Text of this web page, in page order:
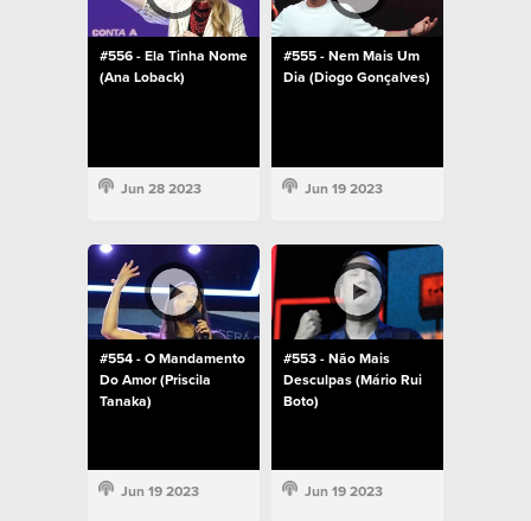
#556 - Ela Tinha Nome
(Ana Loback)
Jun 28 2023
#555 - Nem Mais Um
Dia (Diogo Gonçalves)
Jun 19 2023
#554 - O Mandamento
Do Amor (Priscila
Tanaka)
Jun 19 2023
#553 - Não Mais
Desculpas (Mário Rui
Boto)
Jun 19 2023